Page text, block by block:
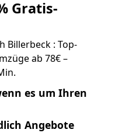
Gratis-
Billerbeck : Top-
ab 78€ –
es um Ihren
Angebote